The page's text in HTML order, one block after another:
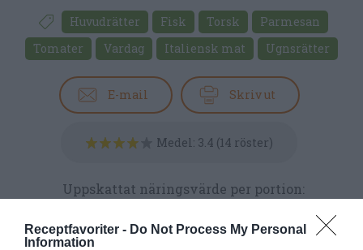
Receptfavoriter - Do Not Process My Personal
Information
Huvudrätter Fisk Torsk
Parmesan
Tomater
Vardag Italiensk mat Ugnsrätter
E-mail Skriv ut
Medel: 3.4 (14 röster)
Uppskattat näringsvärde per portion:
Publicerat:2012-01-30, Uppdaterat: 2020-12-08